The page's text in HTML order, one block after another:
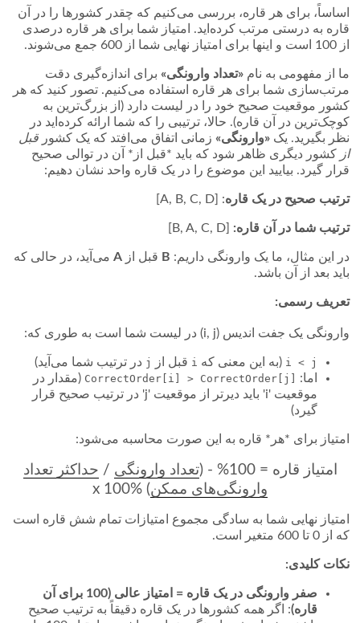
اساساً، برای هر قاره، بررسی می‌کنیم که چقدر کشورها را در آن
قاره به درستی مرتب کرده‌اید. امتیاز شما برای هر قاره درصدی
از 100 است و اینها برای امتیاز نهایی شما از 600 جمع می‌شوند.
ما از مفهومی به نام«تعداد وارونگی» برای اندازه‌گیری دقت
مرتب‌سازی شما برای هر قاره استفاده می‌کنیم. تصور کنید که هر
کشور موقعیت صحیح خود را در لیست دارد (از بزرگ‌ترین به
کوچک‌ترین در آن قاره). حالا، ترتیبی را که شما ارائه کرده‌اید در
نظر بگیرید. یک«وارونگی» زمانی اتفاق می‌افتد که یک کشورقبل
از کشور دیگری ظاهر شود که باید *قبل از* آن در توالی صحیح
قرار گیرد. بیایید این موضوع را در یک قاره واحد نشان دهیم:
ترتیب صحیح در یک قاره: [A, B, C, D]
ترتیب شما در آن قاره: [B, A, C, D]
در این مثال، ما یک وارونگی داریم: B قبل ازA می‌آید، در حالی که
باید بعد از آن باشد.
تعریف رسمی:
وارونگی یک جفت اندیس (i, j) در لیست شما است به طوری که:
i < j (به این معنی که i قبل از j در ترتیب شما می‌آید)
اما: CorrectOrder[i] > CorrectOrder[j] (مقدار در
موقعیت 'i' باید دیرتر از موقعیت 'j' در ترتیب صحیح قرار
گیرد)
امتیاز برای *هر* قاره به این صورت محاسبه می‌شود:
امتیاز قاره = 100% - ( تعداد وارونگی / حداکثر تعداد
وارونگی‌های ممکن) x 100%
امتیاز نهایی شما به سادگی مجموع امتیازات تمام شش قاره است
که از 0 تا 600 متغیر است.
نکات کلیدی:
صفر وارونگی در یک قاره = امتیاز عالی (100 برای آن
قاره): اگر همه کشورها در یک قاره دقیقاً به ترتیب صحیح